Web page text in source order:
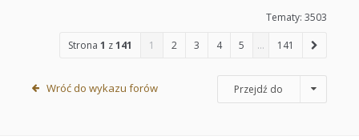
Tematy: 3503
Strona 1 z141 1 2 3 4 5 … 141
Wróć do wykazu forów Przejdź do